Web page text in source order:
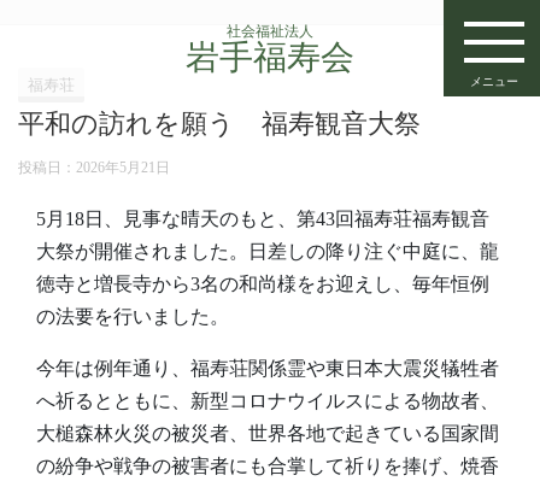
社会福祉法人
岩手福寿会
メニュー
福寿荘
平和の訪れを願う 福寿観音大祭
投稿日： 2026年5月21日
5月18日、見事な晴天のもと、第43回福寿荘福寿観音
大祭が開催されました。日差しの降り注ぐ中庭に、龍
徳寺と増長寺から3名の和尚様をお迎えし、毎年恒例
の法要を行いました。
今年は例年通り、福寿荘関係霊や東日本大震災犠牲者
へ祈るとともに、新型コロナウイルスによる物故者、
大槌森林火災の被災者、世界各地で起きている国家間
の紛争や戦争の被害者にも合掌して祈りを捧げ、焼香